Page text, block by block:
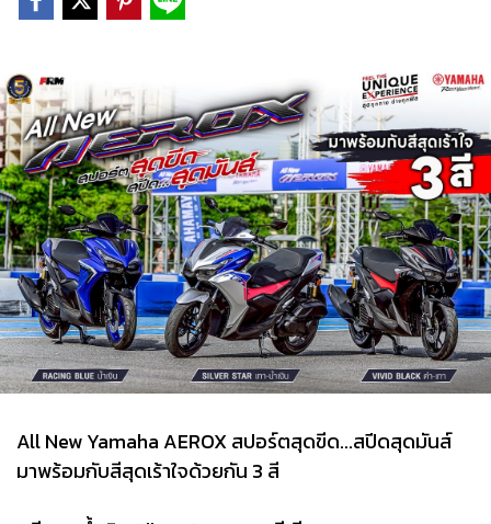
All New Yamaha AEROX สปอร์ตสุดขีด...สปีดสุดมันส์
มาพร้อมกับสีสุดเร้าใจด้วยกัน 3 สี